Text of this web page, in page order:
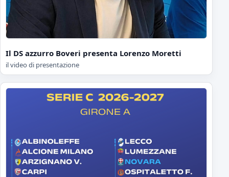
Il DS azzurro Boveri presenta Lorenzo Moretti
il video di presentazione